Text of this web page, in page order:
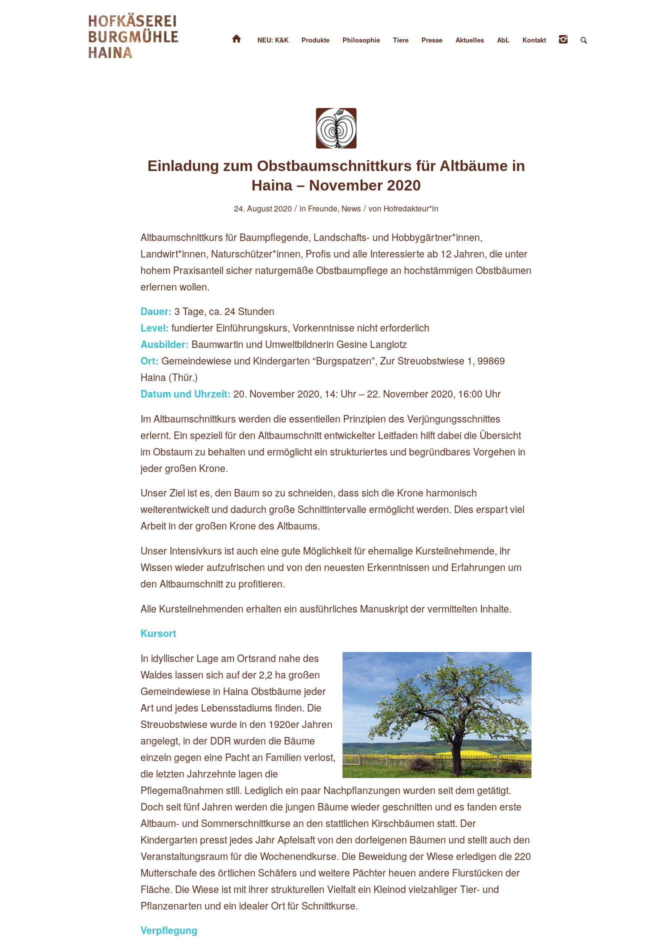
NEU: K&K Produkte Philosophie Tiere Presse Aktuelles AbL Kontakt
Einladung zum Obstbaumschnittkurs für Altbäume in
Haina – November 2020
24. August 2020 / in Freunde, News / von Hofredakteur*in
Altbaumschnittkurs für Baumpflegende, Landschafts- und Hobbygärtner*innen,
Landwirt*innen, Naturschützer*innen, Profis und alle Interessierte ab 12 Jahren, die unter
hohem Praxisanteil sicher naturgemäße Obstbaumpflege an hochstämmigen Obstbäumen
erlernen wollen.
Dauer: 3 Tage, ca. 24 Stunden
Level: fundierter Einführungskurs, Vorkenntnisse nicht erforderlich
Ausbilder: Baumwartin und Umweltbildnerin Gesine Langlotz
Ort: Gemeindewiese und Kindergarten “Burgspatzen”, Zur Streuobstwiese 1, 99869
Haina (Thür.)
Datum und Uhrzeit: 20. November 2020, 14: Uhr – 22. November 2020, 16:00 Uhr
Im Altbaumschnittkurs werden die essentiellen Prinzipien des Verjüngungsschnittes
erlernt. Ein speziell für den Altbaumschnitt entwickelter Leitfaden hilft dabei die Übersicht
im Obstaum zu behalten und ermöglicht ein strukturiertes und begründbares Vorgehen in
jeder großen Krone.
Unser Ziel ist es, den Baum so zu schneiden, dass sich die Krone harmonisch
weiterentwickelt und dadurch große Schnittintervalle ermöglicht werden. Dies erspart viel
Arbeit in der großen Krone des Altbaums.
Unser Intensivkurs ist auch eine gute Möglichkeit für ehemalige Kursteilnehmende, ihr
Wissen wieder aufzufrischen und von den neuesten Erkenntnissen und Erfahrungen um
den Altbaumschnitt zu profitieren.
Alle Kursteilnehmenden erhalten ein ausführliches Manuskript der vermittelten Inhalte.
Kursort
In idyllischer Lage am Ortsrand nahe des
Waldes lassen sich auf der 2,2 ha großen
Gemeindewiese in Haina Obstbäume jeder
Art und jedes Lebensstadiums finden. Die
Streuobstwiese wurde in den 1920er Jahren
angelegt, in der DDR wurden die Bäume
einzeln gegen eine Pacht an Familien verlost,
die letzten Jahrzehnte lagen die
Pflegemaßnahmen still. Lediglich ein paar Nachpflanzungen wurden seit dem getätigt.
Doch seit fünf Jahren werden die jungen Bäume wieder geschnitten und es fanden erste
Altbaum- und Sommerschnittkurse an den stattlichen Kirschbäumen statt. Der
Kindergarten presst jedes Jahr Apfelsaft von den dorfeigenen Bäumen und stellt auch den
Veranstaltungsraum für die Wochenendkurse. Die Beweidung der Wiese erledigen die 220
Mutterschafe des örtlichen Schäfers und weitere Pächter heuen andere Flurstücken der
Fläche. Die Wiese ist mit ihrer strukturellen Vielfalt ein Kleinod vielzahliger Tier- und
Pflanzenarten und ein idealer Ort für Schnittkurse.
Verpflegung